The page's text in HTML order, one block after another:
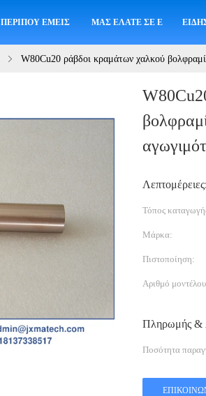
ΠΕΡΊΠΟΥ ΕΜΕΊΣ ΜΑΣ ΕΛΆΤΕ ΣΕ ΕΠΑΦΉ ΜΕ
W80Cu20 ράβδοι κραμάτων χαλκού
Λεπτομέρειες:
Τόπος
Μάρκα:
Πιστοποίηση:
Αριθμό
Πληρωμής &
Ποσότητα